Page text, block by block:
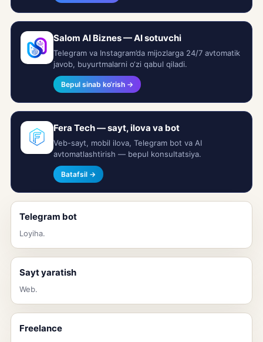
Salom AI Biznes — AI sotuvchi
Telegram va Instagram’da mijozlarga 24/7 avtomatik
javob, buyurtmalarni o‘zi qabul qiladi.
Bepul sinab ko‘rish →
Fera Tech — sayt, ilova va bot
Veb-sayt, mobil ilova, Telegram bot va AI
avtomatlashtirish — bepul konsultatsiya.
Batafsil →
Telegram bot
Loyiha.
Sayt yaratish
Web.
Freelance